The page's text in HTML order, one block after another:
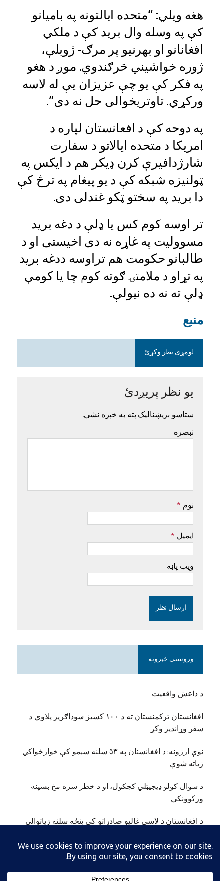
هغه ویلي: “متحده ایالتونه په بامیانو
کې په وسله وال برید کې د ملکي
افغانانو او بهرنیو پر مرګ- ژوبلې،
ژوره خواشیني څرګندوي. موږ د هغو
په فکر کې یو چې عزیزان یې له لاسه
ورکړي. تاوتریخوالی حل نه دی”.
په دوحه کې د افغانستان لپاره د
امریکا د متحده ایالاتو د سفارت
شارژدافیرې کرن ډیکر هم د ایکس په
ټولنیزه شبکه کې د یو پیغام په ترڅ کې
دا برید په سختو ټکو غندلی دی.
تر اوسه کوم کس یا ډلې د دغه برید
مسوولیت په غاړه نه دی اخیستی او د
طالبانو حکومت هم تراوسه ددغه برید
په تړاو د ملامتۍ ګوته کوم چا یا کومې
ډلې ته نه ده نیولې.
منبع
لومړی نظر وکړئ
یو نظر پریږدئ
ستاسو بریښنالیک پته به خپره نشي.
تبصره
نوم *
ایمیل *
ویب پاڼه
وروستي خبرونه
د داعش واقعیت
افغانستان ترکمنستان ته د ۱۰۰ کسیز سوداګریز پلاوي د
سفر وړاندیز وکړ
نوې ارزونه: د افغانستان په ۵۳ سلنه سیمو کې خوارځواکي
زیاته شوې
د سوال کولو ډیجیټلي کجکول، او د خطر سره مخ بسپنه
ورکوونکي
د افغانستان د لاسي غالیو صادراتو کې پنځه سلنه زیاتوالی